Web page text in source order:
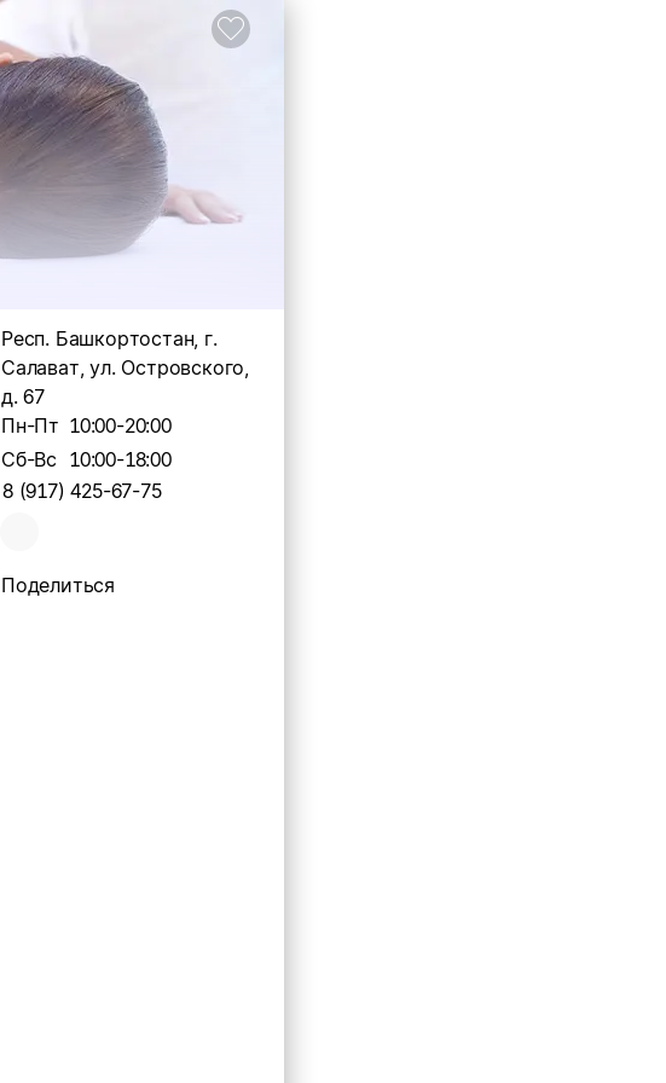
Респ. Башкортостан, г.
Салават, ул. Островского,
д. 67
Пн-Пт 10:00-20:00
Сб-Вс 10:00-18:00
8 (917) 425-67-75
Поделиться